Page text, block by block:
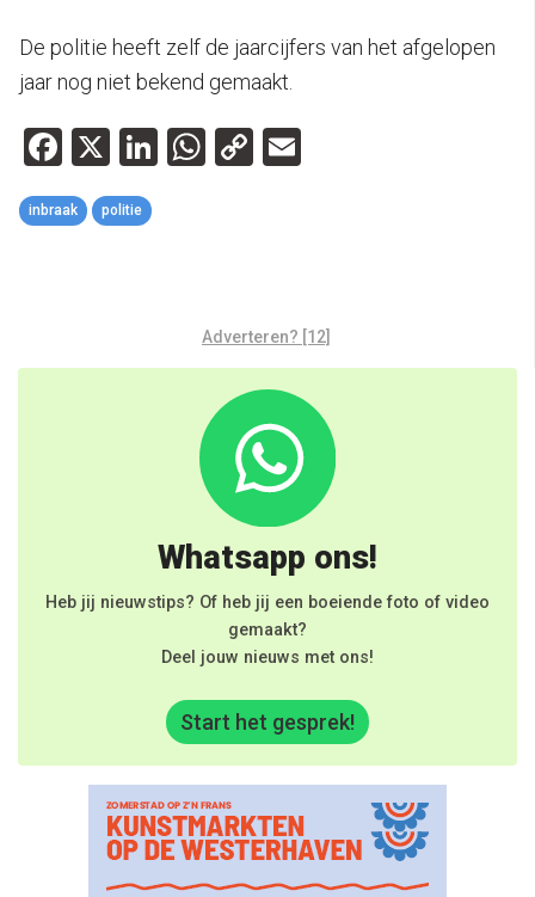
De politie heeft zelf de jaarcijfers van het afgelopen
jaar nog niet bekend gemaakt.
Facebook
X LinkedIn
WhatsApp
Copy
inbraak politie
Adverteren? [12]
Whatsapp ons!
Heb jij nieuwstips? Of heb jij een boeiende foto of video
gemaakt?
Deel jouw nieuws met ons!
Start het gesprek!